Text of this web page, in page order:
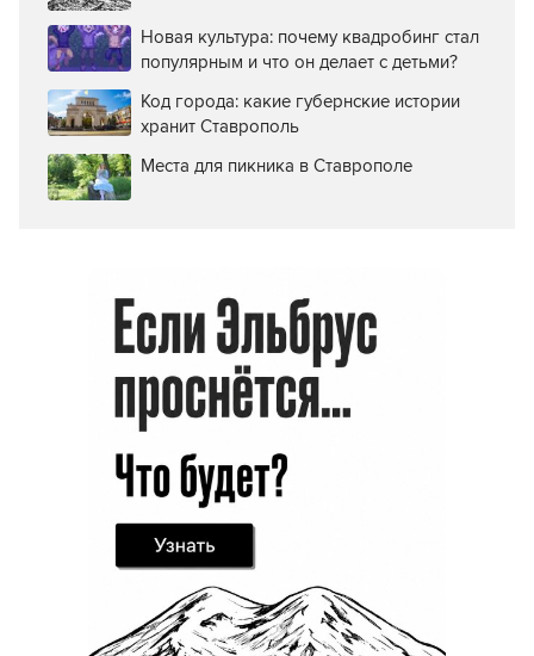
Новая культура: почему квадробинг стал
популярным и что он делает с детьми?
Код города: какие губернские истории
хранит Ставрополь
Места для пикника в Ставрополе